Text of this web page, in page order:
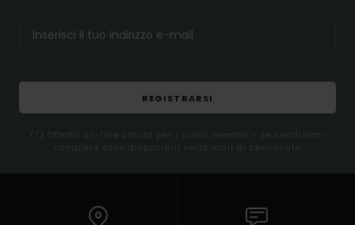
REGISTRARSI
(*) Offerta on-line valida per i nuovi membri - Le condizioni
complete sono disponibili nella mail di benvenuto